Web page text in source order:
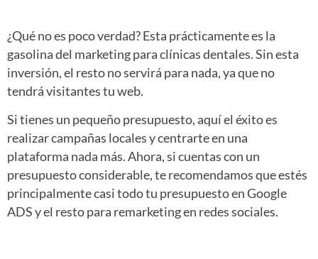
¿Qué no es poco verdad? Esta prácticamente es la
gasolina del marketing para clínicas dentales. Sin esta
inversión, el resto no servirá para nada, ya que no
tendrá visitantes tu web.
Si tienes un pequeño presupuesto, aquí el éxito es
realizar campañas locales y centrarte en una
plataforma nada más. Ahora, si cuentas con un
presupuesto considerable, te recomendamos que estés
principalmente casi todo tu presupuesto en Google
ADS y el resto para remarketing en redes sociales.